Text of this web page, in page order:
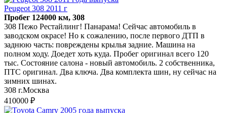
Peugeot 308 2011 г
Пробег 124000 км, 308
308 Пежо Рестайлинг! Панарама! Сейчас автомобиль в
заводском окрасе! Но к сожалению, после первого ДТП в
заднюю часть: повреждены крылья задние. Машина на
полном ходу. Доедет хоть куда. Пробег оригинал всего 120
тыс. Состояние салона - новый автомобиль. 2 собственника,
ПТС оригинал. Два ключа. Два комплекта шин, ну сейчас на
зимних шинах.
308 г.Москва
410000 ₽